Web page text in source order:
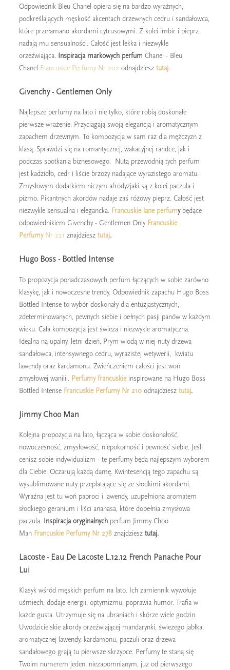
Odpowiednik Bleu Chanel opiera się na bardzo wyraźnych,
podkreślających męskość akcentach drzewnych cedru i sandałowca,
które przełamano akordami cytrusowymi. Z kolei imbir i pieprz
nadają mu sensualności. Całość jest lekka i niezwykle
orzeźwiająca. Inspiracja markowych perfum Chanel - Bleu
Chanel Francuskie Perfumy Nr 202 odnajdziesztutaj.
Givenchy - Gentlemen Only
Najlepsze perfumy na lato i nie tylko, które robią doskonałe
pierwsze wrażenie. Przyciągają swoją elegancją i aromatycznym
zapachem drzewnym. To kompozycja w sam raz dla mężczyzn z
klasą. Sprawdzi się na romantycznej, wakacyjnej randce, jak i
podczas spotkania biznesowego. Nutą przewodnią tych perfum
jest kadzidło, cedr i liście brzozy nadające wyrazistego aromatu.
Zmysłowym dodatkiem niczym afrodyzjaki są z kolei paczula i
piżmo. Pikantnych akordów nadaje zaś różowy pieprz. Całość jest
niezwykle sensualna i elegancka. Francuskie lane perfumybędące
odpowiednikiem Givenchy - Gentlemen Only Francuskie
PerfumyNr 221 znajdziesztutaj.
Hugo Boss - Bottled Intense
To propozycja ponadczasowych perfum łączących w sobie zarówno
klasykę, jak i nowoczesne trendy. Odpowiednik zapachu Hugo Boss
Bottled Intense to wybór doskonały dla entuzjastycznych,
zdeterminowanych, pewnych siebie i pełnych pasji panów w każdym
wieku. Cała kompozycja jest świeża i niezwykle aromatyczna.
Idealna na upalny, letni dzień. Prym wiodą w niej nuty drzewa
sandałowca, intensywnego cedru, wyrazistej wetywerii, kwiatu
lawendy oraz kardamonu. Zwieńczeniem całości jest woń
zmysłowej wanilii. Perfumy francuskieinspirowane na Hugo Boss
Bottled Intense Francuskie Perfumy Nr 210 odnajdziesz tutaj.
Jimmy Choo Man
Kolejna propozycja na lato, łącząca w sobie doskonałość,
nowoczesność, zmysłowość, niepokorność i pewność siebie. Jeśli
cenisz sobie indywidualizm - te perfumy będą najlepszym wyborem
dla Ciebie. Oczarują każdą damę. Kwintesencją tego zapachu są
wysublimowane nuty przeplatające się ze słodkimi akordami.
Wyraźna jest tu woń paproci i lawendy, uzupełniona aromatem
słodkiego geranium i liści ananasa, które dopełnia zmysłowa
paczula. Inspiracja oryginalnych perfum Jimmy Choo
Man Francuskie Perfumy Nr 278znajdziesz tutaj.
Lacoste - Eau De Lacoste L.12.12 French Panache Pour
Lui
Klasyk wśród męskich perfum na lato. Ich zamiennik wywołuje
uśmiech, dodaje energii, optymizmu, poprawia humor. Trafia w
każde gusta. Utrzymuje się na ubraniach i skórze wiele godzin.
Uwodzicielskie akordy orzeźwiającej mandarynki, świeżego jabłka,
aromatycznej lawendy, kardamonu, paczuli oraz drzewa
sandałowego grają tu pierwsze skrzypce. Perfumy te staną się
Twoim numerem jeden, niezapomnianym, już od pierwszego